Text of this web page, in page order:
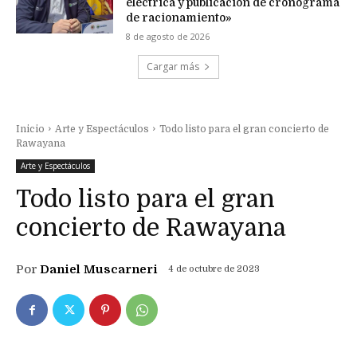
de racionamiento»
8 de agosto de 2026
Cargar más